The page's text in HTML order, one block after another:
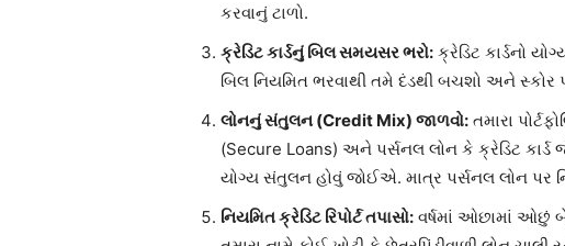
કરવાનું ટાળો.
ક્રેડિટ કાર્ડનું બિલ સમયસર ભરો: ક્રેડિટ કાર્ડનો
બિલ નિયમિત ભરવાથી તમે દંડથી બચશો અને
લોનનું સંતુલન (Credit Mix) જાળવો: તમારા
(Secure Loans) અને પર્સનલ લોન કે ક્રેડિટ કાર્ડ
યોગ્ય સંતુલન હોવું જોઈએ. માત્ર પર્સનલ લોન પર
નિયમિત ક્રેડિટ રિપોર્ટ તપાસો: વર્ષમાં ઓછામાં ઓછું બે